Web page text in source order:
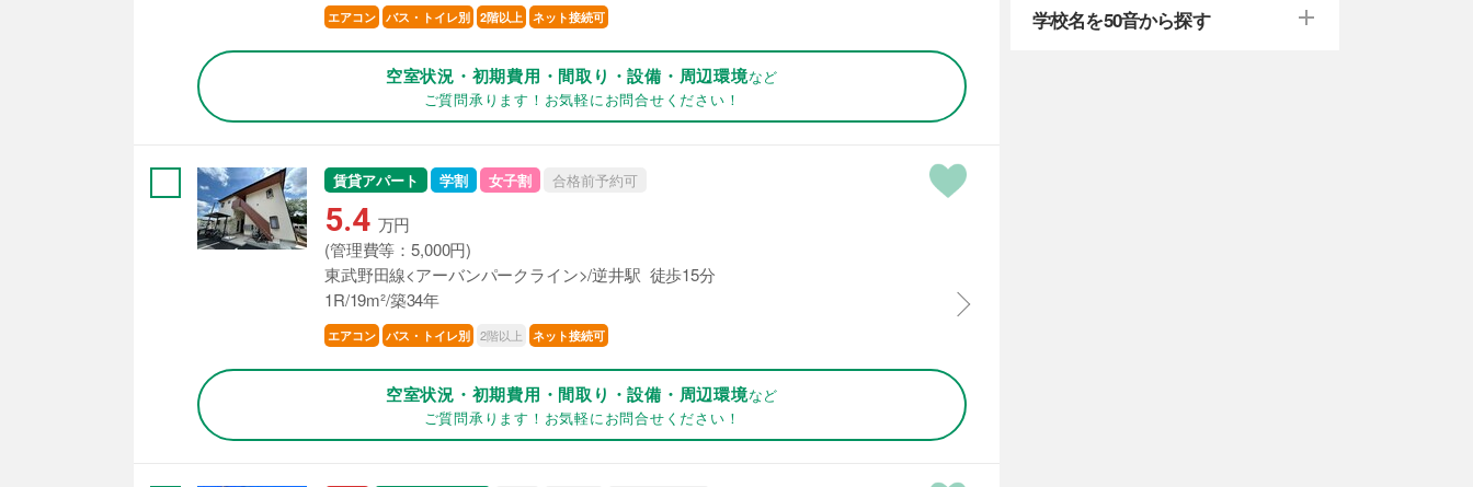
エアコン バス・トイレ別 2階以上 ネット接続可
空室状況・初期費用・間取り・設備・周辺環境など
ご質問承ります！お気軽にお問合せください！
賃貸アパート 学割 女子割 合格前予約可
5.4 万円
(管理費等：5,000円)
東武野田線<アーバンパークライン>/逆井駅 徒歩15分
1R/19m²/築34年
エアコン バス・トイレ別 2階以上 ネット接続可
空室状況・初期費用・間取り・設備・周辺環境など
ご質問承ります！お気軽にお問合せください！
学校名を50音から探す